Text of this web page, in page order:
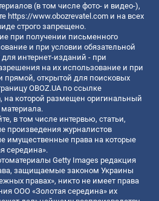
(в том числе фото- и видео-),
https://www.obozrevatel.com и на всех
строго запрещено.
при получении письменного
и при условии обязательной
для интернет-изданий - при
на их использование и при
прямой, открытой для поисковых
OBOZ.UA по ссылке
, на которой размещен оригинальный
в том числе интервью, статьи,
произведения журналистов
имущественные права на которые
середина».
Getty Images редакция
защищаемые законом Украины
правах», никто не имеет права
ООО «Золотая середина» их